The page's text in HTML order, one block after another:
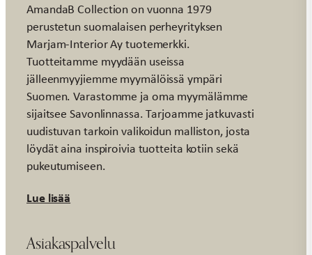
AmandaB Collection on vuonna 1979
perustetun suomalaisen perheyrityksen
Marjam-Interior Ay tuotemerkki.
Tuotteitamme myydään useissa
jälleenmyyjiemme myymälöissä ympäri
Suomen. Varastomme ja oma myymälämme
sijaitsee Savonlinnassa. Tarjoamme jatkuvasti
uudistuvan tarkoin valikoidun malliston, josta
löydät aina inspiroivia tuotteita kotiin sekä
pukeutumiseen.
Lue lisää
Asiakaspalvelu